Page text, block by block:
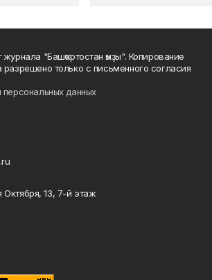
"Башҡортостан ҡыҙы". Копирование
только с письменного согласия
данных
Октября, 13, 7-й этаж